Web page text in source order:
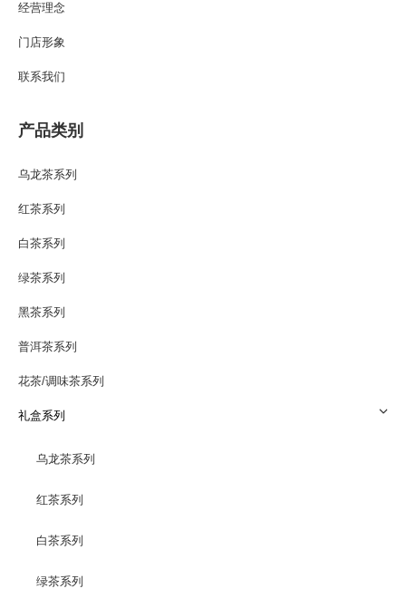
经营理念
门店形象
联系我们
产品类别
乌龙茶系列
红茶系列
白茶系列
绿茶系列
黑茶系列
普洱茶系列
花茶/调味茶系列
礼盒系列
乌龙茶系列
红茶系列
白茶系列
绿茶系列